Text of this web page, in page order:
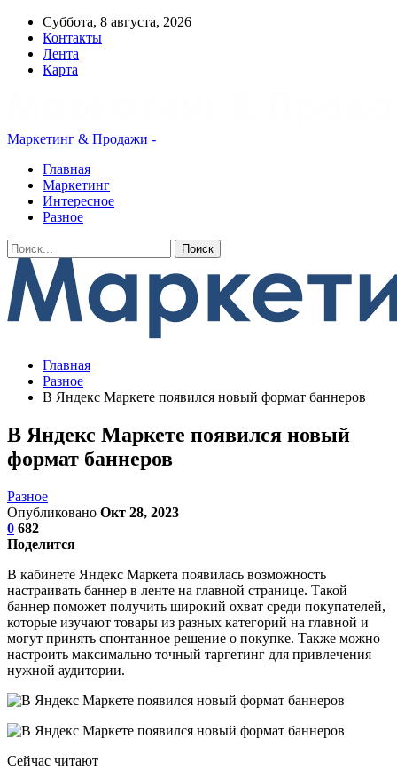
Суббота, 8 августа, 2026
Контакты
Лента
Карта
Маркетинг & Продажи -
Главная
Маркетинг
Интересное
Разное
Главная
Разное
В Яндекс Маркете появился новый формат баннеров
В Яндекс Маркете появился новый
формат баннеров
Разное
Опубликовано Окт 28, 2023
0 682
Поделится
В кабинете Яндекс Маркета появилась возможность
настраивать баннер в ленте на главной странице. Такой
баннер поможет получить широкий охват среди покупателей,
которые изучают товары из разных категорий на главной и
могут принять спонтанное решение о покупке. Также можно
настроить максимально точный таргетинг для привлечения
нужной аудитории.
Сейчас читают